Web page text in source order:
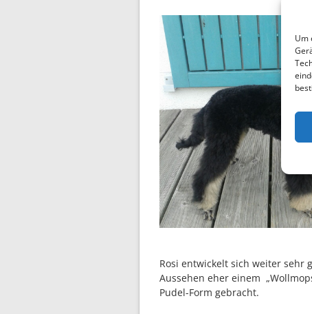
Um
Rosi entwickelt sich weiter sehr
Aussehen eher einem
Pudel-Form gebracht.